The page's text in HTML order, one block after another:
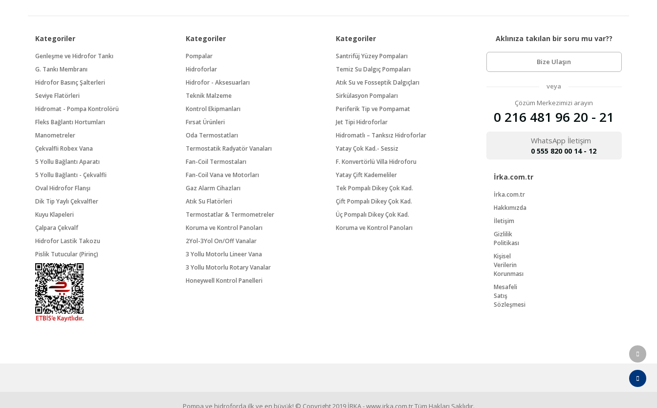
Kategoriler
Genleşme ve Hidrofor Tankı
G. Tankı Membranı
Hidrofor Basınç Şalterleri
Seviye Flatörleri
Hidromat - Pompa Kontrolörü
Fleks Bağlantı Hortumları
Manometreler
Çekvalfli Robex Vana
5 Yollu Bağlantı Aparatı
5 Yollu Bağlantı - Çekvalfli
Oval Hidrofor Flanşı
Dik Tip Yaylı Çekvalfler
Kuyu Klapeleri
Çalpara Çekvalf
Hidrofor Lastik Takozu
Pislik Tutucular (Pirinç)
Kategoriler
Pompalar
Hidroforlar
Hidrofor - Aksesuarları
Teknik Malzeme
Kontrol Ekipmanları
Fırsat Ürünleri
Oda Termostatları
Termostatik Radyatör Vanaları
Fan-Coil Termostaları
Fan-Coil Vana ve Motorları
Gaz Alarm Cihazları
Atık Su Flatörleri
Termostatlar & Termometreler
Koruma ve Kontrol Panoları
2Yol-3Yol On/Off Vanalar
3 Yollu Motorlu Lineer Vana
3 Yollu Motorlu Rotary Vanalar
Honeywell Kontrol Panelleri
Kategoriler
Santrifüj Yüzey Pompaları
Temiz Su Dalgıç Pompaları
Atık Su ve Fosseptik Dalgıçları
Sirkülasyon Pompaları
Periferik Tip ve Pompamat
Jet Tipi Hidroforlar
Hidromatlı – Tanksız Hidroforlar
Yatay Çok Kad.- Sessiz
F. Konvertörlü Villa Hidroforu
Yatay Çift Kademeliler
Tek Pompalı Dikey Çok Kad.
Çift Pompalı Dikey Çok Kad.
Üç Pompalı Dikey Çok Kad.
Koruma ve Kontrol Panoları
Aklınıza takılan bir soru mu var??
Bize Ulaşın
veya
Çözüm Merkezimizi arayın
0 216 481 96 20 - 21
WhatsApp İletişim
0 555 820 00 14 - 12
İrka.com.tr
İrka.com.tr
Hakkımızda
İletişim
Gizlilik
Politikası
Kişisel
Verilerin
Korunması
Mesafeli
Satış
Sözleşmesi